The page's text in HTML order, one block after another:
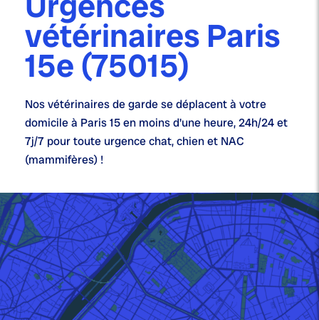
vétérinaires Paris
15e (75015)
Nosvétérinaires de gardese déplacent à votre
domicile à Paris 15 en moins d'une heure,24h/24 et
7j/7 pour toute urgence chat, chien et NAC
(mammifères) !